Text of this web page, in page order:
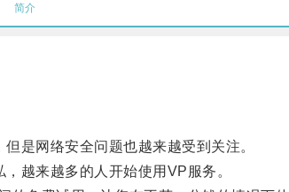
简介
网络安全问题也越来越受到关注。
越来越多的人开始使用VP服务。